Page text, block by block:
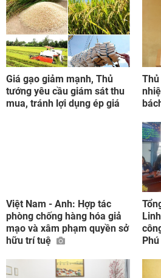
Giá gạo giảm mạnh, Thủ
tướng yêu cầu giám sát thu
mua, tránh lợi dụng ép giá
Việt Nam - Anh: Hợp tác
phòng chống hàng hóa giả
mạo và xâm phạm quyền sở
hữu trí tuệ